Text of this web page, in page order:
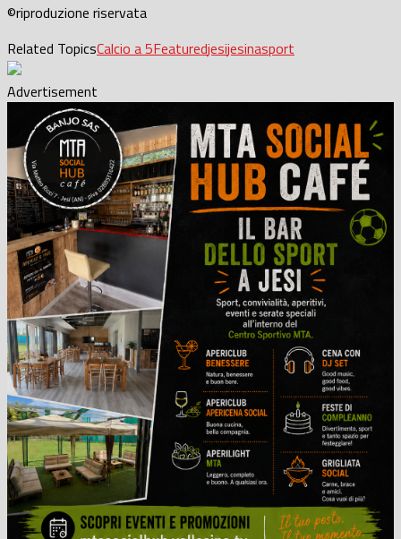
©riproduzione riservata
Related TopicsCalcio a 5Featuredjesijesinasport
Advertisement